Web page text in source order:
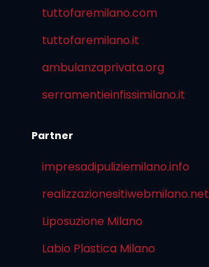
tuttofaremilano.com
tuttofaremilano.it
ambulanzaprivata.org
serramentieinfissimilano.it
Partner
impresadipuliziemilano.info
realizzazionesitiwebmilano.net
Liposuzione Milano
Labio Plastica Milano